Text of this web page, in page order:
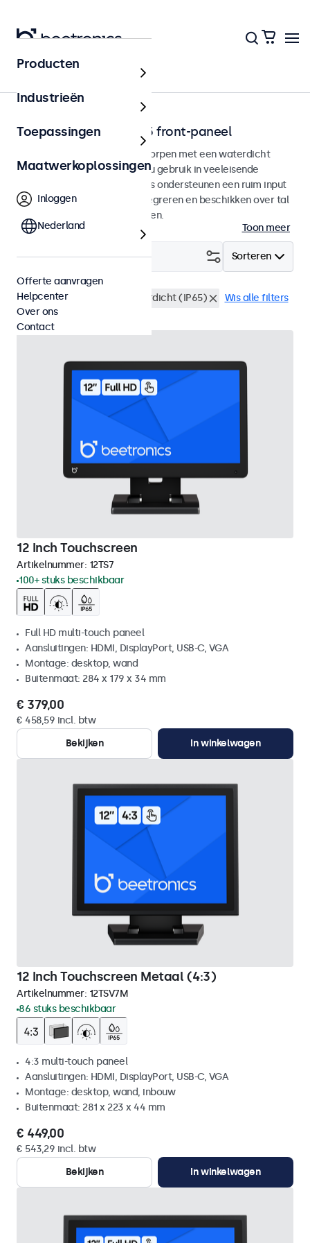
Touchscreens
Touchscreens met IP65 front-paneel
Touchscreen monitoren ontworpen met een waterdicht
IP65-front paneel voor continu gebruik in veeleisende
omgevingen. De touchscreens ondersteunen een ruim input
voltage, zijn eenvoudig te integreren en beschikken over tal
van configuratie mogelijkheden.
Toon meer
Sorteren
Filter (4)
12 inch touchscreens Waterdicht (IP65) Wis alle filters
12 Inch Touchscreen
Artikelnummer: 12TS7
100+ stuks beschikbaar
Full HD multi-touch paneel
Aansluitingen: HDMI, DisplayPort, USB-C, VGA
Montage: desktop, wand
Buitenmaat: 284 x 179 x 34 mm
€ 379,00
€ 458,59 incl. btw
Bekijken
In winkelwagen
12 Inch Touchscreen Metaal (4:3)
Artikelnummer: 12TSV7M
86 stuks beschikbaar
4:3 multi-touch paneel
Aansluitingen: HDMI, DisplayPort, USB-C, VGA
Montage: desktop, wand, inbouw
Buitenmaat: 281 x 223 x 44 mm
€ 449,00
€ 543,29 incl. btw
Bekijken
In winkelwagen
Producten
Industrieën
Toepassingen
Maatwerkoplossingen
Inloggen
Nederland
Offerte aanvragen
Helpcenter
Over ons
Contact